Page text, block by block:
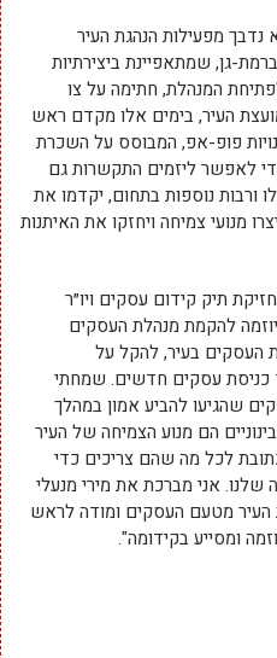
נדבך מפעילות הנהגת העיר
גן, שמתאפיינת ביצירתיות
המנהלת, חתימה על צו
העיר, בימים אלו מקדם ראש
פופ-אפ, המבוסס על השכרת
לאפשר ליזמים התקשרות גם
ורבות נוספות בתחום, יקדמו את
מנועי צמיחה ויחזקו את האיתנות
תיק קידום עסקים ויו״ר
להקמת מנהלת העסקים
העסקים בעיר, להקל על
כניסת עסקים חדשים. שמחתי
שהגיעו להביע אמון במהלך
הם מנוע הצמיחה של העיר
לכל מה שהם צריכים כדי
אני מברכת את מירי מנעלי
העיר מטעם העסקים ומודה לראש
ומסייע בקידומה".